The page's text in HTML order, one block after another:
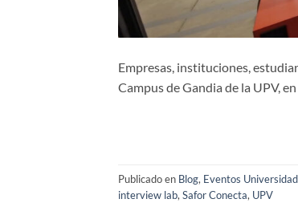
Empresas, instituciones,
Campus de Gandia de la UPV,
Publicado en Blog, Eventos Universidad
interview lab, Safor Conecta, UPV